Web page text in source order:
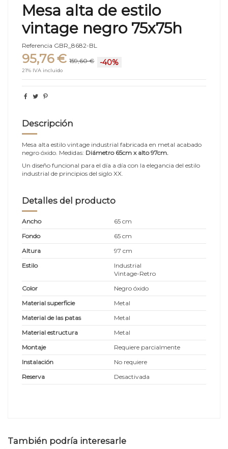
Mesa alta de estilo
vintage negro 75x75h
Referencia GBR_8682-BL
95,76 € 159,60 € -40%
21% IVA incluido
Descripción
Mesa alta estilo vintage industrial fabricada en metal acabado
negro óxido. Medidas: Diámetro 65cm x alto 97cm.
Un diseño funcional para el día a día con la elegancia del estilo
industrial de principios del siglo XX.
Detalles del producto
Ancho
65 cm
Fondo
65 cm
Altura
97 cm
Estilo
Industrial
Vintage-Retro
Color
Negro óxido
Material superficie
Metal
Material de las patas
Metal
Material estructura
Metal
Montaje
Requiere parcialmente
Instalación
No requiere
Reserva
Desactivada
También podría interesarle